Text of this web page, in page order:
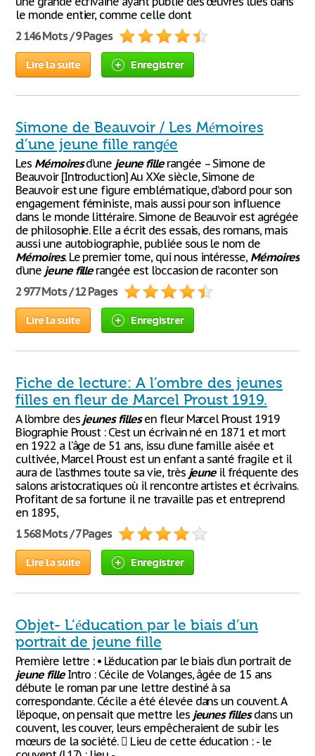
le monde entier, comme celle dont
2 146 Mots / 9 Pages
Lire la suite Enregistrer
Simone de Beauvoir / Les Mémoires
d’une jeune fille rangée
Les Mémoiresd’une jeune fillerangée – Simone de
Beauvoir [Introduction] Au XXe siècle, Simone de
Beauvoir est une figure emblématique, d’abord pour son
engagement féministe, mais aussi pour son influence
dans le monde littéraire. Simone de Beauvoir est agrégée
de philosophie. Elle a écrit des essais, des romans, mais
aussi une autobiographie, publiée sous le nom de
Mémoires. Le premier tome, qui nous intéresse, Mémoires
d’une jeune fillerangée est l’occasion de raconter son
2 977 Mots / 12 Pages
Lire la suite Enregistrer
Fiche de lecture: A l’ombre des jeunes
filles en fleur de Marcel Proust 1919.
A l’ombre des jeunes fillesen fleur Marcel Proust 1919
Biographie Proust : C’est un écrivain né en 1871 et mort
en 1922 a l’âge de 51 ans, issu d’une famille aisée et
cultivée, Marcel Proust est un enfant a santé fragile et il
aura de l’asthmes toute sa vie, très jeuneil fréquente des
salons aristocratiques où il rencontre artistes et écrivains.
Profitant de sa fortune il ne travaille pas et entreprend
en 1895,
1 568 Mots / 7 Pages
Lire la suite Enregistrer
Objet- L’éducation par le biais d’un
portrait de jeune fille
Première lettre : • L’éducation par le biais d’un portrait de
jeune filleIntro : Cécile de Volanges, âgée de 15 ans
débute le roman par une lettre destiné à sa
correspondante. Cécile a été élevée dans un couvent. A
l’époque, on pensait que mettre les jeunes fillesdans un
couvent, les couver, leurs empêcheraient de subir les
mœurs de la société.  Lieu de cette éducation : - le